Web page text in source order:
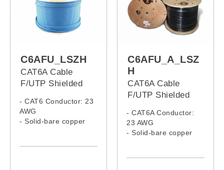
C6AFU_LSZH
CAT6A Cable
F/UTP Shielded
- CAT6 Conductor: 23
AWG
- Solid-bare copper
C6AFU_A_LSZ
H
CAT6A Cable
F/UTP Shielded
- CAT6A Conductor:
23 AWG
- Solid-bare copper